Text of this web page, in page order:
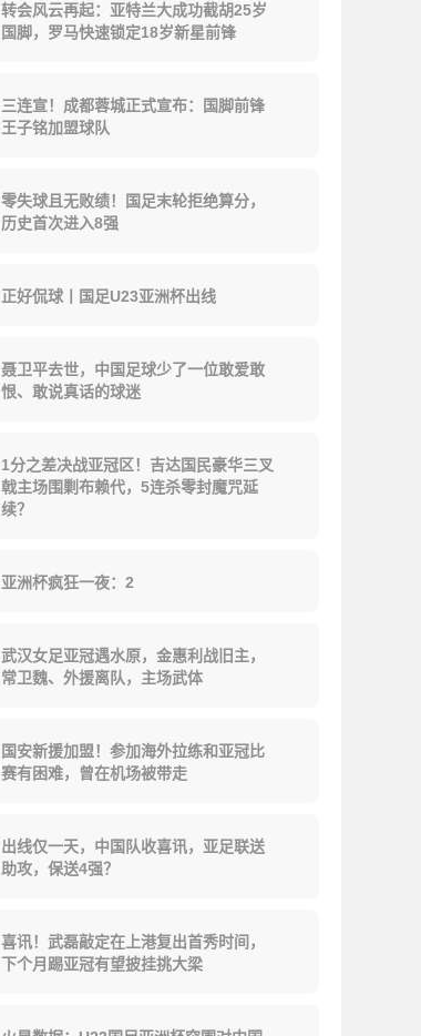
转会风云再起：亚特兰大成功截胡25岁
国脚，罗马快速锁定18岁新星前锋
三连宣！成都蓉城正式宣布：国脚前锋
王子铭加盟球队
零失球且无败绩！国足末轮拒绝算分，
历史首次进入8强
正好侃球丨国足U23亚洲杯出线
聂卫平去世，中国足球少了一位敢爱敢
恨、敢说真话的球迷
1分之差决战亚冠区！吉达国民豪华三叉
戟主场围剿布赖代，5连杀零封魔咒延
续？
亚洲杯疯狂一夜：2
武汉女足亚冠遇水原，金惠利战旧主，
常卫魏、外援离队，主场武体
国安新援加盟！参加海外拉练和亚冠比
赛有困难，曾在机场被带走
出线仅一天，中国队收喜讯，亚足联送
助攻，保送4强？
喜讯！武磊敲定在上港复出首秀时间，
下个月踢亚冠有望披挂挑大梁